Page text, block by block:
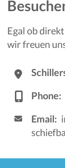
Egal ob
wir freuen
Phone:
Email: